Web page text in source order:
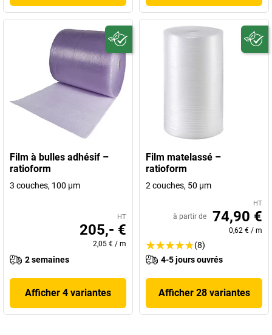
Film à bulles adhésif –
ratioform
3 couches, 100 µm
HT
205,- €
2,05 € / m
2 semaines
Afficher 4 variantes
Film matelassé –
ratioform
2 couches, 50 µm
HT
à partir de 74,90 €
0,62 € / m
(8)
4-5 jours ouvrés
Afficher 28 variantes